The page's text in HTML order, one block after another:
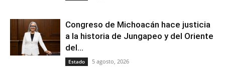
Congreso de Michoacán hace justicia
a la historia de Jungapeo y del Oriente
del...
Estado 5 agosto, 2026